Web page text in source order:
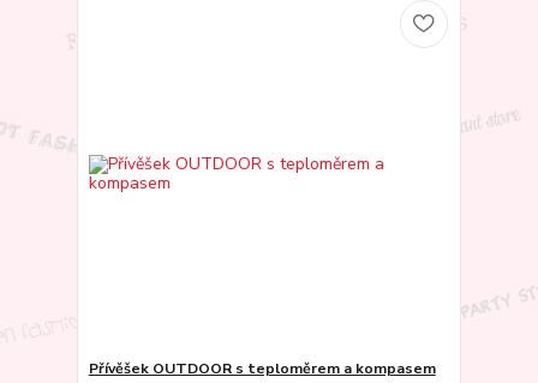
Přívěšek OUTDOOR s teploměrem a kompasem